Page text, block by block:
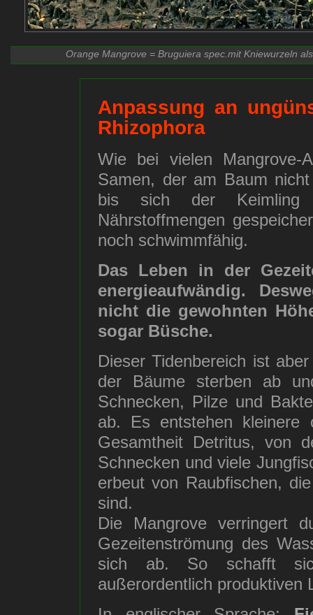
Orange Mangrove = Bruguiera spec.mit Kniewurzeln
Anpassung an
Rhizophora
Wie bei vielen Mangrove-
Samen, der am Baum
bis sich der Keimling
Nährstoffmengen
noch schwimmfähig.
Das Leben in der
energieaufwändig.
nicht die gewohnten
sogar Büsche.
Dieser Tidenbereich ist
der Bäume sterben ab
Schnecken, Pilze und
ab. Es entstehen kleinere
Gesamtheit Detritus, von
Schnecken und viele
erbeut von Raubfischen,
sind.
Die Mangrove verringert
Gezeitenströmung des
sich ab. So schafft
außerordentlich produktiven